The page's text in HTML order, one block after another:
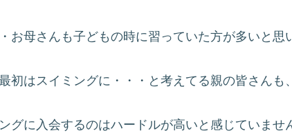
お母さんも子どもの時に習っていた方が多いと思
初はスイミングに・・・と考えてる親の皆さんも、
グに入会するのはハードルが高いと感じていませ